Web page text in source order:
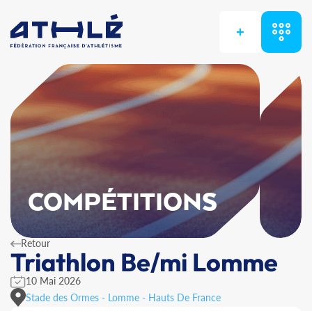
+
COMPÉTITIONS
Retour
Triathlon Be/mi Lomme
10 Mai 2026
Stade des Ormes - Lomme - Hauts De France